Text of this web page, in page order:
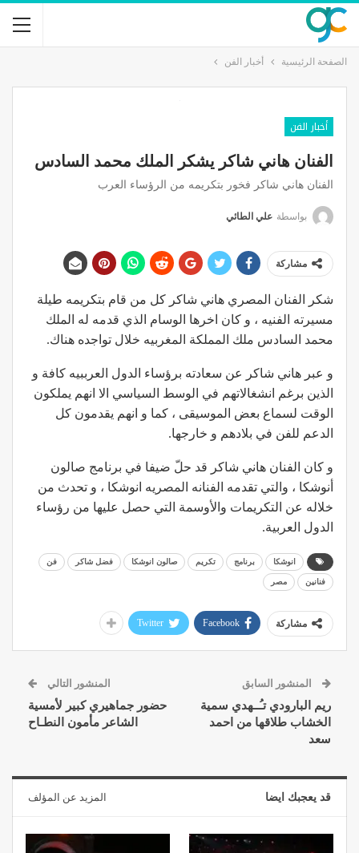
الصفحة الرئيسية أخبار الفن
أخبار الفن
الفنان هاني شاكر يشكر الملك محمد السادس
الفنان هاني شاكر فخور بتكريمه من الرؤساء العرب
بواسطة علي الطائي
مشاركة
شكر الفنان المصري هاني شاكر كل من قام بتكريمه طيلة
مسيرته الفنيه ، و كان اخرها الوسام الذي قدمه له الملك
محمد السادس ملك المملكة المغربيه خلال تواجده هناك.
و عبر هاني شاكر عن سعادته برؤساء الدول العرببيه كافة و
الذين برغم انشغالاتهم في الوسط السياسي الا انهم يملكون
الوقت لسماع بعض الموسيقى ، كما و انهم يقدمون كل
الدعم للفن في بلادهم و خارجها.
و كان الفنان هاني شاكر قد حلّ ضيفا في برنامج صالون
أنوشكا ، والتي تقدمه الفنانه المصريه انوشكا ، و تحدث من
خلاله عن التكريمات والأوسمة التي حصل عليها من رؤساء
الدول العربية.
انوشكا برنامج تكريم صالون انوشكا فضل شاكر فن
فنانين مصر
مشاركة Facebook
Twitter
المنشور السابق
ريم البارودي تـُــهدي سمية
الخشاب طلاقها من احمد
سعد
المنشور التالي
حضور جماهيري كبير لأمسية
الشاعر مأمون النطـاح
قد يعجبك ايضا المزيد عن المؤلف